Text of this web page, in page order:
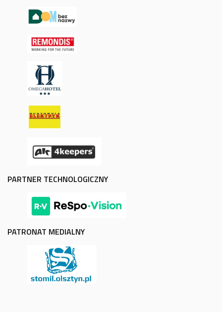
PARTNER TECHNOLOGICZNY
PATRONAT MEDIALNY